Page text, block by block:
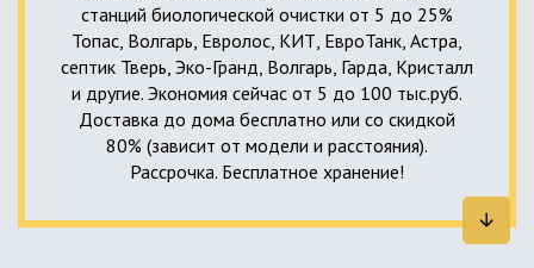
станций биологической очистки от 5 до 25%
Топас, Волгарь, Евролос, КИТ, ЕвроТанк, Астра,
септик Тверь, Эко-Гранд, Волгарь, Гарда, Кристалл
и другие. Экономия сейчас от 5 до 100 тыс.руб.
Доставка до дома бесплатно или со скидкой
80% (зависит от модели и расстояния).
Рассрочка. Бесплатное хранение!